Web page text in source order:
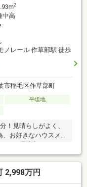
2
中高
ノレール 作草部駅 徒歩
市稲毛区作草部町
平坦地
！見晴らしがよく、
お好きなハウスメー
☆住環境良好で住み
2,998万円